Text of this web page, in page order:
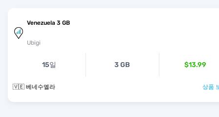
Venezuela 3 GB
Ubigi
15일 3 GB $13.99
🇻🇪 베네수엘라 상품